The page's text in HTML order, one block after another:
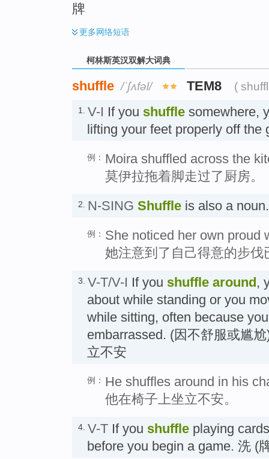
牌
更多网络短语
柯林斯英汉双解大词典
shuffle /ˈʃʌfəl/ TEM8 (
1. V-I If you shuffle somewhere,
lifting your feet properly off the
例： Moira shuffled across the
莫伊拉拖着脚走过了厨房。
2. N-SING Shuffle is also a
例： She noticed her own proud
她注意到了自己得意的步伐
3. V-T/V-I If you shuffle around,
about while standing or you
while sitting, often because
embarrassed. (因不舒服或尴
立不安
例： He shuffles around in his
他在椅子上坐立不安。
4. V-T If you shuffle playing
before you begin a game. 洗 (